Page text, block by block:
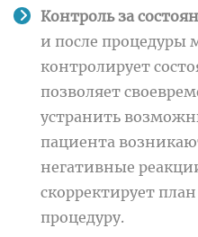
Контроль за
и после процедуры
контролирует
позволяет
устранить
пациента
негативные
скорректирует
процедуру.